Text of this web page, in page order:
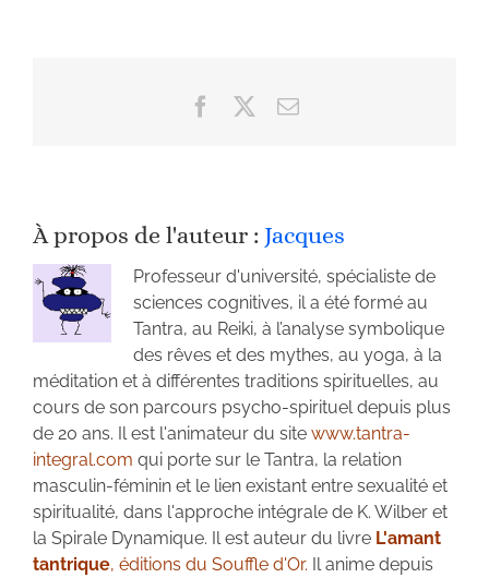
FacebookEmail
À propos de l'auteur : Jacques
Professeur d'université, spécialiste de
sciences cognitives, il a été formé au
Tantra, au Reiki, à l’analyse symbolique
des rêves et des mythes, au yoga, à la
méditation et à différentes traditions spirituelles, au
cours de son parcours psycho-spirituel depuis plus
de 20 ans. Il est l'animateur du site www.tantra-
integral.com qui porte sur le Tantra, la relation
masculin-féminin et le lien existant entre sexualité et
spiritualité, dans l'approche intégrale de K. Wilber et
la Spirale Dynamique. Il est auteur du livre L'amant
tantrique, éditions du Souffle d'Or. Il anime depuis